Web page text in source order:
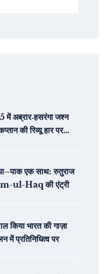
अब्रार‑हसरंगा जश्न
की रिव्यू हार पर
एक साथ: रुतुराज
ul-Haq की एंट्री
किया भारत की गाज़ा
में प्रतिनिधित्व पर